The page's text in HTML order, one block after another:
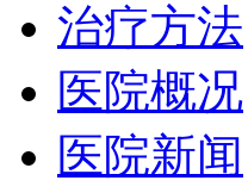
治疗方法
医院概况
医院新闻